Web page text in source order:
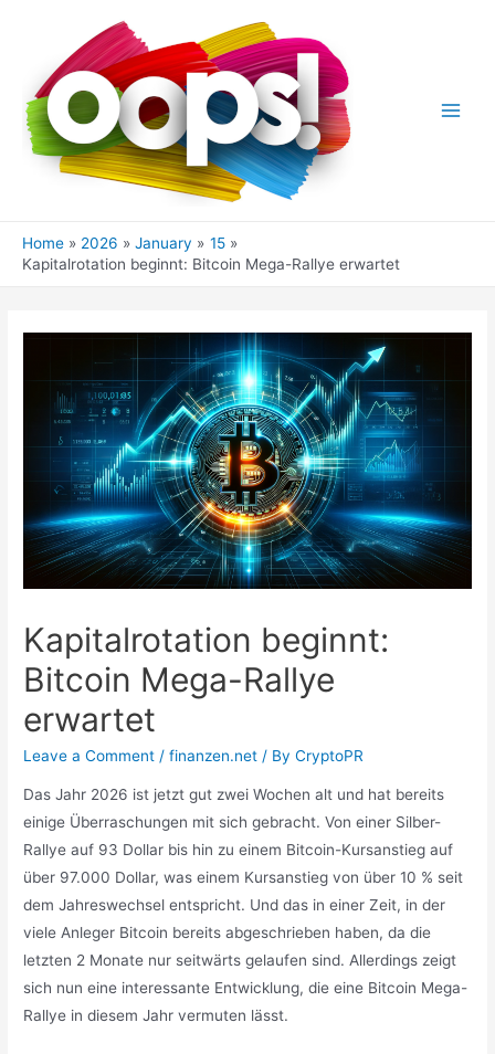
Home 2026 January
15
Kapitalrotation beginnt: Bitcoin Mega-Rallye erwartet
Kapitalrotation beginnt:
Bitcoin Mega-Rallye
erwartet
Leave a Comment /finanzen.net / ByCryptoPR
Das Jahr 2026 ist jetzt gut zwei Wochen alt und hat bereits
einige Überraschungen mit sich gebracht. Von einer Silber-
Rallye auf 93 Dollar bis hin zu einem Bitcoin-Kursanstieg auf
über 97.000 Dollar, was einem Kursanstieg von über 10 % seit
dem Jahreswechsel entspricht. Und das in einer Zeit, in der
viele Anleger Bitcoin bereits abgeschrieben haben, da die
letzten 2 Monate nur seitwärts gelaufen sind. Allerdings zeigt
sich nun eine interessante Entwicklung, die eine Bitcoin Mega-
Rallye in diesem Jahr vermuten lässt.